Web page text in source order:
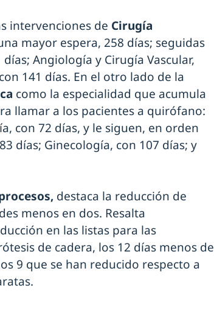
intervenciones de Cirugía
mayor espera, 258 días; seguidas
Angiología y Cirugía Vascular,
141 días. En el otro lado de la
como la especialidad que acumula
llamar a los pacientes a quirófano:
con 72 días, y le siguen, en orden
días; Ginecología, con 107 días; y
destaca la reducción de
menos en dos. Resalta
en las listas para las
de cadera, los 12 días menos de
9 que se han reducido respecto a